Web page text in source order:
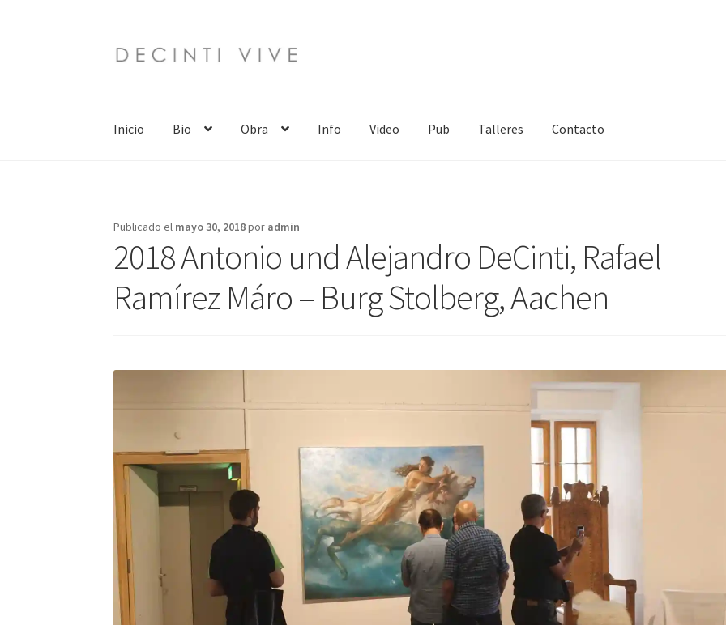
a
al
Inicio Bio Obra Info Video Pub Talleres Contacto
Publicado el mayo 30, 2018por admin
2018 Antonio und Alejandro DeCinti, Rafael
Ramírez Máro – Burg Stolberg, Aachen